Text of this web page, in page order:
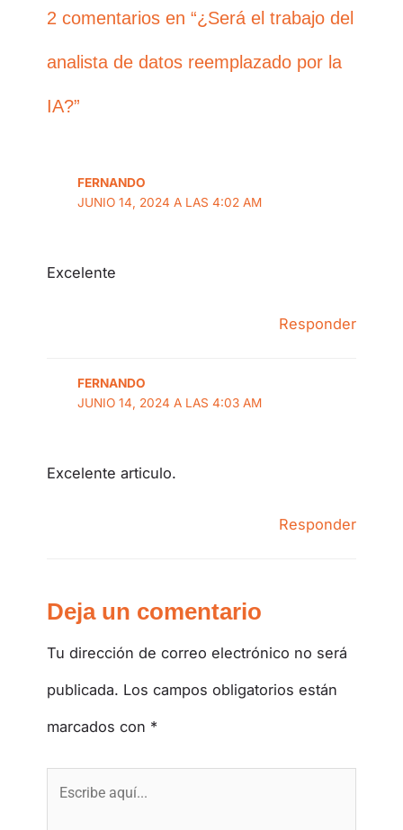
2 comentarios en “¿Será el trabajo del
analista de datos reemplazado por la
IA?”
FERNANDO
JUNIO 14, 2024 A LAS 4:02 AM
Excelente
Responder
FERNANDO
JUNIO 14, 2024 A LAS 4:03 AM
Excelente articulo.
Responder
Deja un comentario
Tu dirección de correo electrónico no será
publicada. Los campos obligatorios están
marcados con *